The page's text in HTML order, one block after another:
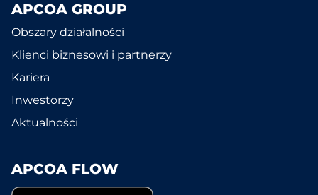
APCOA GROUP
Obszary działalności
Klienci biznesowi i partnerzy
Kariera
Inwestorzy
Aktualności
APCOA FLOW